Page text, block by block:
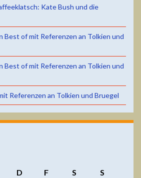
Kate Bush und die
Best of mit Referenzen an Tolkien und
Best of mit Referenzen an Tolkien und
Referenzen an Tolkien und Bruegel
D F S
S